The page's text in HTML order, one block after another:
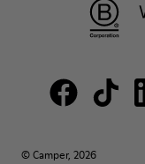
© Camper, 2026